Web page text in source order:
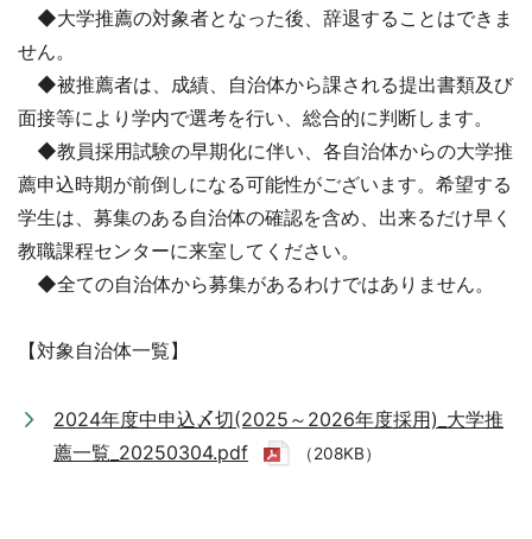
◆大学推薦の対象者となった後、辞退することはできま
せん。
◆被推薦者は、成績、自治体から課される提出書類及び
面接等により学内で選考を行い、総合的に判断します。
◆教員採用試験の早期化に伴い、各自治体からの大学推
薦申込時期が前倒しになる可能性がございます。希望する
学生は、募集のある自治体の確認を含め、出来るだけ早く
教職課程センターに来室してください。
◆全ての自治体から募集があるわけではありません。
【対象自治体一覧】
2024年度中申込〆切(2025～2026年度採用)_大学推
薦一覧_20250304.pdf
（208KB）